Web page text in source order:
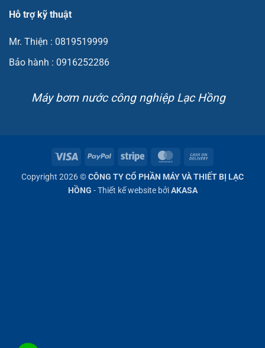
Hỗ trợ kỹ thuật
Mr. Thiện : 0819519999
Bảo hành : 0916252286
Máy bơm nước công nghiệp Lạc Hồng
Visa PayPal Stripe MasterCard
On
Delivery
Copyright 2026 ©CÔNG TY CỔ PHẦN MÁY VÀ THIẾT BỊ LẠC
HỒNG - Thiết kế website bởiAKASA